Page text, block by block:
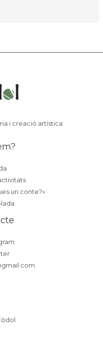
i creació artística
un conte?»